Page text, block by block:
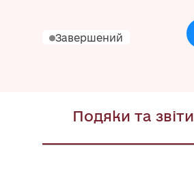
Завершений
Подяки та звіти